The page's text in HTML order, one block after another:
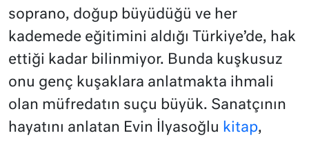
soprano, doğup büyüdüğü ve her
kademede eğitimini aldığı Türkiye’de, hak
ettiği kadar bilinmiyor. Bunda kuşkusuz
onu genç kuşaklara anlatmakta ihmali
olan müfredatın suçu büyük. Sanatçının
hayatını anlatan Evin İlyasoğlu kitap,